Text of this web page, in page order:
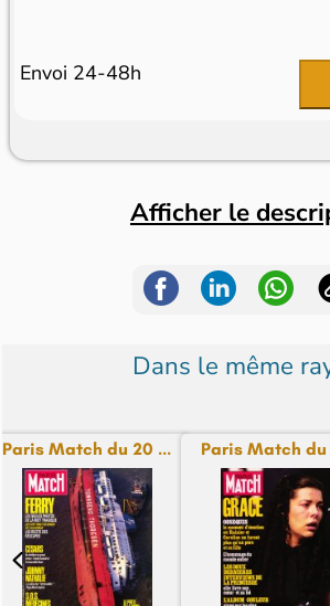
Envoi 24-48h
Afficher le
Dans le même
Paris Match du 20 ... Paris Match du